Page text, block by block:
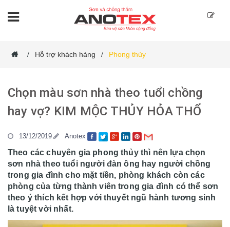
/ Hỗ trợ khách hàng / Phong thủy
Chọn màu sơn nhà theo tuổi chồng
hay vợ? KIM MỘC THỦY HỎA THỔ
13/12/2019 Anotex
Theo các chuyên gia phong thủy thì nên lựa chọn
sơn nhà theo tuổi người đàn ông hay người chồng
trong gia đình cho mặt tiền, phòng khách còn các
phòng của từng thành viên trong gia đình có thể sơn
theo ý thích kết hợp với thuyết ngũ hành tương sinh
là tuyệt vời nhất.